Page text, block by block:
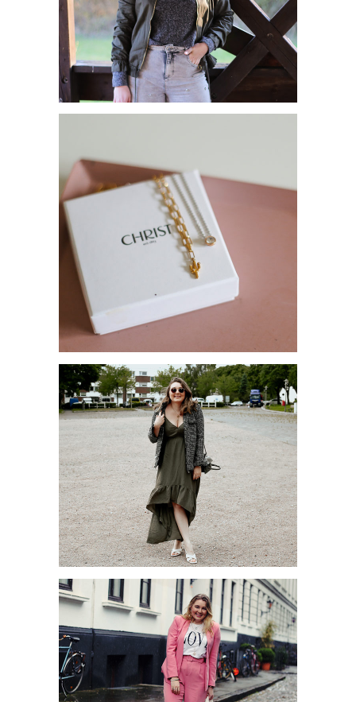
SCHMUCKTREND 2021:
GLIEDERKETTEN
TRENDKLEIDER FÜR DEN
SOMMER 2020